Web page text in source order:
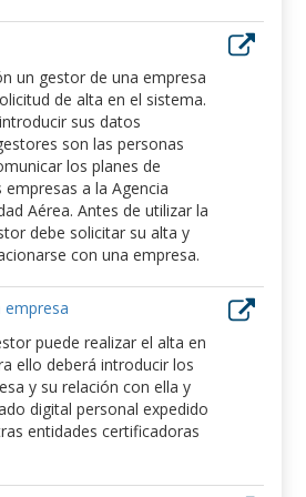
un gestor de una empresa
de alta en el sistema.
sus datos
son las personas
los planes de
a la Agencia
Aérea. Antes de utilizar la
debe solicitar su alta y
con una empresa.
empresa
puede realizar el alta en
ello deberá introducir los
y su relación con ella y
digital personal expedido
entidades certificadoras